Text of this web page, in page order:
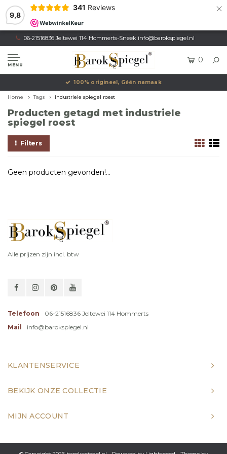
9,8
341 Reviews ×
06-21516836 Jeltewei 114 Hommerts-Sneek info@barokspiegel.nl
MENU
0
100% origineel, Géén namaak
Home Tags industriele spiegel roest
Producten getagd met industriele
spiegel roest
Filters
Geen producten gevonden!...
Alle prijzen zijn incl. btw
Telefoon
06-21516836 Jeltewei 114 Hommerts
Mail
info@barokspiegel.nl
KLANTENSERVICE
BEKIJK ONZE COLLECTIE
MIJN ACCOUNT